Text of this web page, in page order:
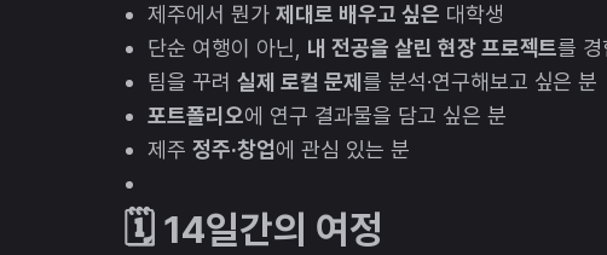
제주에서 뭔가 제대로 배우고 싶은 대학생
단순 여행이 아닌, 내 전공을 살린 현장 프로젝트를
팀을 꾸려 실제 로컬 문제 를 분석·연구해보고 싶은 분
포트폴리오에 연구 결과물을 담고 싶은 분
제주 정주·창업에 관심 있는 분
🗓️ 14일간의 여정